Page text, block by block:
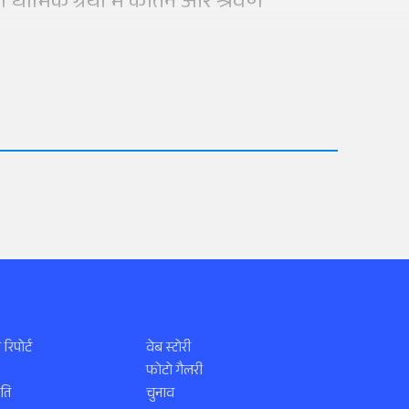
वेब स्टोरी
फोटो गैलरी
चुनाव